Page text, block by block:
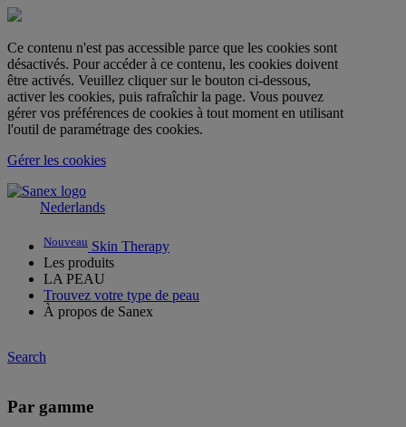
Ce contenu n'est pas accessible parce que les cookies sont
désactivés. Pour accéder à ce contenu, les cookies doivent
être activés. Veuillez cliquer sur le bouton ci-dessous,
activer les cookies, puis rafraîchir la page. Vous pouvez
gérer vos préférences de cookies à tout moment en utilisant
l'outil de paramétrage des cookies.
Gérer les cookies
Nederlands
Nouveau Skin Therapy
Les produits
LA PEAU
Trouvez votre type de peau
À propos de Sanex
Search
Par gamme